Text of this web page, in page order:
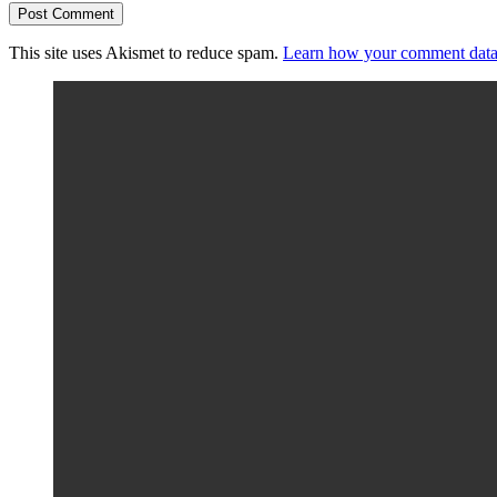
This site uses Akismet to reduce spam. Learn how your comment